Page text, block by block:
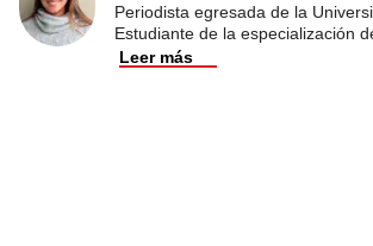
Periodista egresada de la
Estudiante de la especialización
Leer más